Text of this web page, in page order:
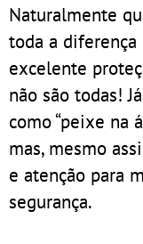
Naturalmente
toda a
excelente
não são todas!
como “peixe na
mas, mesmo
e atenção para
segurança.